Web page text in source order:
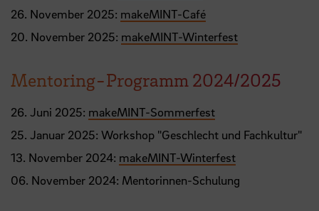
26. November 2025: makeMINT-Café
20. November 2025: makeMINT-Winterfest
Mentoring-Programm 2024/2025
26. Juni 2025: makeMINT-Sommerfest
25. Januar 2025: Workshop "Geschlecht und Fachkultur"
13. November 2024: makeMINT-Winterfest
06. November 2024: Mentorinnen-Schulung